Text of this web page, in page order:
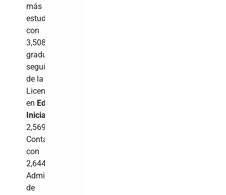
más
estudiada
con
3,508
graduados,
seguida
de la
Licenciatura
en Educación
Inicial
2,569;
Contabilidad
con
2,644;
Administración
de